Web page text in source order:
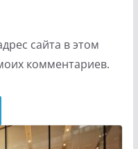
сайта в этом
комментариев.